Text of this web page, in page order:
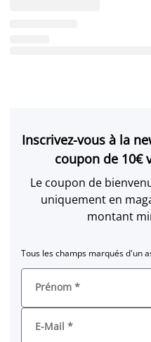
Inscrivez-vous à la
coupon de 10€
Le coupon de
uniquement en
montant
Tous les champs marqués d'un
Prénom *
E-Mail *